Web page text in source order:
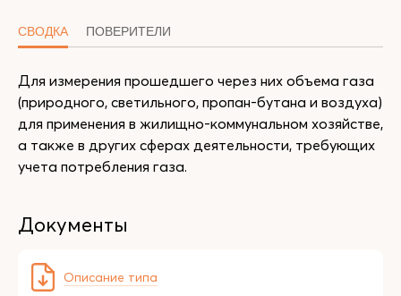
СВОДКА ПОВЕРИТЕЛИ
Для измерения прошедшего через них объема газа
(природного, светильного, пропан-бутана и воздуха)
для применения в жилищно-коммунальном хозяйстве,
а также в других сферах деятельности, требующих
учета потребления газа.
Документы
Описание типа